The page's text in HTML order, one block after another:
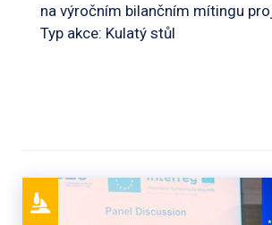
na výročním bilančním mítingu
Typ akce: Kulatý stůl